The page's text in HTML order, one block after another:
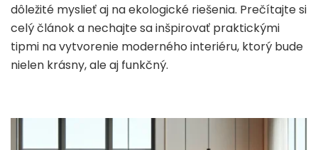
dôležité myslieť aj na ekologické riešenia. Prečítajte si
celý článok a nechajte sa inšpirovať praktickými
tipmi na vytvorenie moderného interiéru, ktorý bude
nielen krásny, ale aj funkčný.